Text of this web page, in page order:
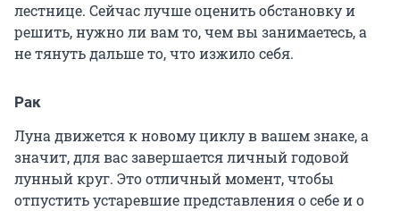
лестнице. Сейчас лучше оценить обстановку и
решить, нужно ли вам то, чем вы занимаетесь, а
не тянуть дальше то, что изжило себя.
Рак
Луна движется к новому циклу в вашем знаке, а
значит, для вас завершается личный годовой
лунный круг. Это отличный момент, чтобы
отпустить устаревшие представления о себе и о